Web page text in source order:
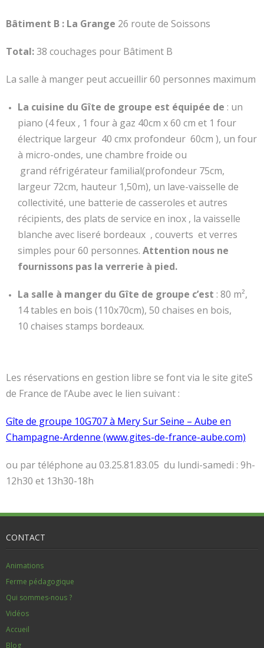
Bâtiment B : La Grange 26 route de Soissons
Total:38 couchages pour Bâtiment B
La salle à manger peut accueillir 60 personnes maximum
La cuisine du Gîte de groupe est équipée de : un
piano (4 feux , 1 four à gaz 40cm x 60 cm et 1 four
électrique largeur 40 cmx profondeur 60cm ), un four
à micro-ondes, une chambre froide ou
grand réfrigérateur familial(profondeur 75cm,
largeur 72cm, hauteur 1,50m), un lave-vaisselle de
collectivité, une batterie de casseroles et autres
récipients, des plats de service en inox , la vaisselle
blanche avec liseré bordeaux , couverts et verres
simples pour 60 personnes. Attention nous ne
fournissons pas la verrerie à pied.
La salle à manger du Gîte de groupe c’est : 80 m²,
14 tables en bois (110x70cm), 50 chaises en bois,
10 chaises stamps bordeaux.
Les réservations en gestion libre se font via le site giteS
de France de l’Aube avec le lien suivant :
Gîte de groupe 10G707 à Mery Sur Seine – Aube en
Champagne-Ardenne (www.gites-de-france-aube.com)
ou par téléphone au 03.25.81.83.05 du lundi-samedi : 9h-
12h30 et 13h30-18h
CONTACT
Animations
Ferme pédagogique
Qui sommes-nous ?
Vidéos
Accueil
Blog